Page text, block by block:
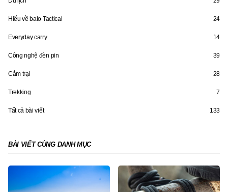
Hiểu về balo Tactical 24
Everyday carry 14
Công nghệ đèn pin 39
Cắm trại 28
Trekking 7
Tất cả bài viết 133
BÀI VIẾT CÙNG DANH MỤC